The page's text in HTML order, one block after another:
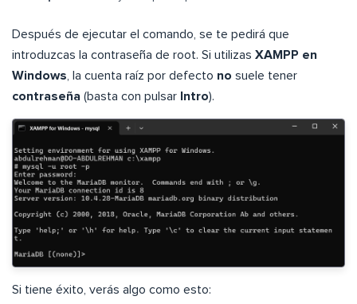
Después de ejecutar el comando, se te pedirá que
introduzcas la contraseña de root. Si utilizas XAMPP en
Windows , la cuenta raíz por defecto no suele tener
contraseña (basta con pulsar Intro).
Si tiene éxito, verás algo como esto: